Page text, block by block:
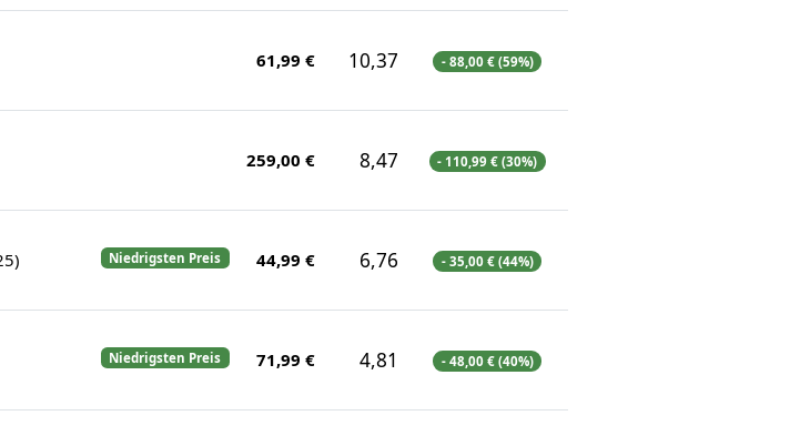
61,99 € 10,37 - 88,00 € (59%)
259,00 € 8,47 - 110,99 € (30%)
Niedrigsten Preis 44,99 € 6,76 - 35,00 € (44%)
Niedrigsten Preis 71,99 € 4,81 - 48,00 € (40%)